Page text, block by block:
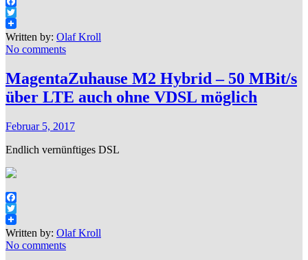
Facebook
Twitter
Written by: Olaf Kroll
No comments
MagentaZuhause M2 Hybrid – 50 MBit/s
über LTE auch ohne VDSL möglich
Februar 5, 2017
Endlich vernünftiges DSL
Facebook
Twitter
Written by: Olaf Kroll
No comments